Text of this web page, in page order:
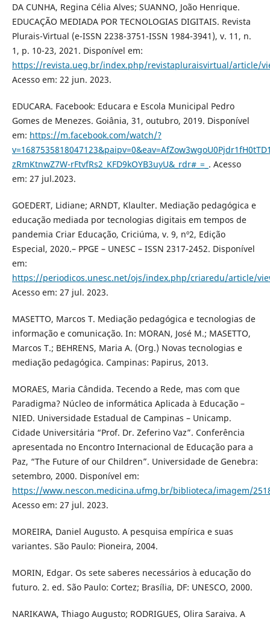
DA CUNHA, Regina Célia Alves; SUANNO, João Henrique.
EDUCAÇÃO MEDIADA POR TECNOLOGIAS DIGITAIS. Revista
Plurais-Virtual (e-ISSN 2238-3751-ISSN 1984-3941), v. 11, n.
1, p. 10-23, 2021. Disponível em:
https://revista.ueg.br/index.php/revistapluraisvirtual/article/
Acesso em: 22 jun. 2023.
EDUCARA. Facebook: Educara e Escola Municipal Pedro
Gomes de Menezes. Goiânia, 31, outubro, 2019. Disponível
em: https://m.facebook.com/watch/?
zRmKtnwZ7W-rFtvfRs2_KFD9kOYB3uyU&_rdr#_=_ . Acesso
em: 27 jul.2023.
GOEDERT, Lidiane; ARNDT, Klaulter. Mediação pedagógica e
educação mediada por tecnologias digitais em tempos de
pandemia Criar Educação, Criciúma, v. 9, nº2, Edição
Especial, 2020.– PPGE – UNESC – ISSN 2317-2452. Disponível
em:
https://periodicos.unesc.net/ojs/index.php/criaredu/article/
Acesso em: 27 jul. 2023.
MASETTO, Marcos T. Mediação pedagógica e tecnologias de
informação e comunicação. In: MORAN, José M.; MASETTO,
Marcos T.; BEHRENS, Maria A. (Org.) Novas tecnologias e
mediação pedagógica. Campinas: Papirus, 2013.
MORAES, Maria Cândida. Tecendo a Rede, mas com que
Paradigma? Núcleo de informática Aplicada à Educação –
NIED. Universidade Estadual de Campinas – Unicamp.
Cidade Universitária “Prof. Dr. Zeferino Vaz”. Conferência
apresentada no Encontro Internacional de Educação para a
Paz, “The Future of our Children”. Universidade de Genebra:
setembro, 2000. Disponível em:
https://www.nescon.medicina.ufmg.br/biblioteca/imagem/
Acesso em: 27 jul. 2023.
MOREIRA, Daniel Augusto. A pesquisa empírica e suas
variantes. São Paulo: Pioneira, 2004.
MORIN, Edgar. Os sete saberes necessários à educação do
futuro. 2. ed. São Paulo: Cortez; Brasília, DF: UNESCO, 2000.
NARIKAWA, Thiago Augusto; RODRIGUES, Olira Saraiva. A